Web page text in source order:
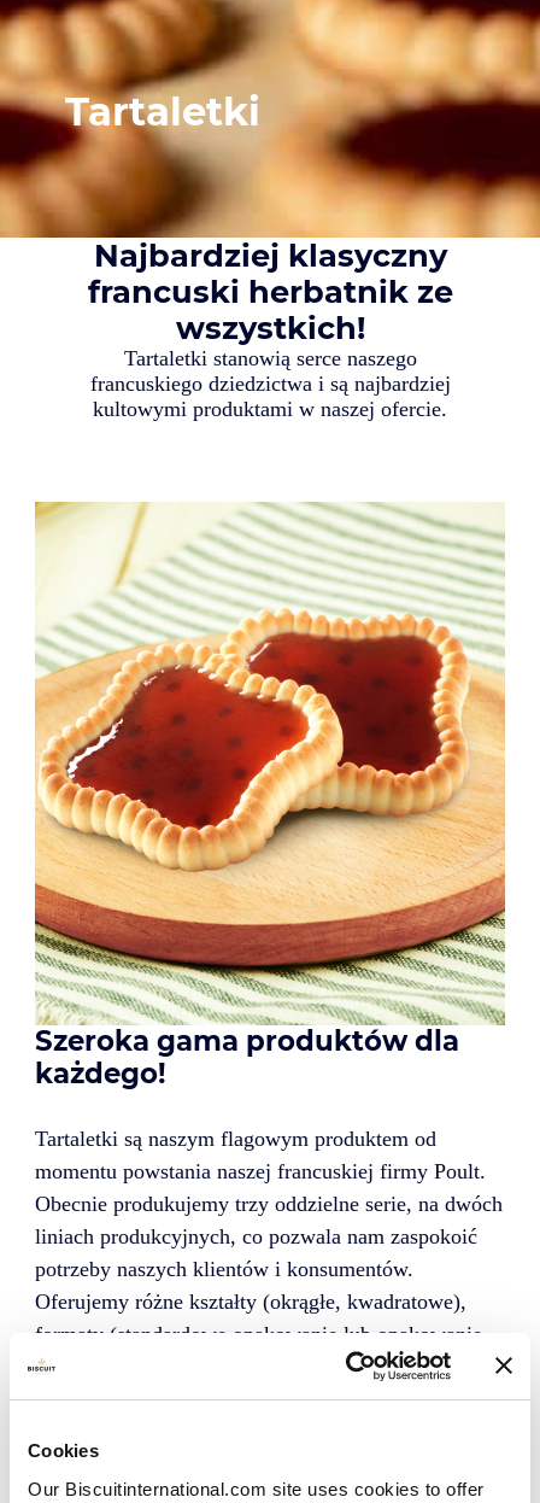
Cookies
Our Biscuitinternational.com site uses cookies to offer
Tartaletki
Najbardziej klasyczny
francuski herbatnik ze
wszystkich!
Tartaletki stanowią serce naszego
francuskiego dziedzictwa i są najbardziej
kultowymi produktami w naszej ofercie.
Szeroka gama produktów dla
każdego!
Tartaletki są naszym flagowym produktem od
momentu powstania naszej francuskiej firmy Poult.
Obecnie produkujemy trzy oddzielne serie, na dwóch
liniach produkcyjnych, co pozwala nam zaspokoić
potrzeby naszych klientów i konsumentów.
Oferujemy różne kształty (okrągłe, kwadratowe),
formaty (standardowe opakowanie lub opakowanie
“na wynos”), smaki (nadzienia owocowe, nadzienia
czekoladowe, podwójne warstwy) i receptury ciasta